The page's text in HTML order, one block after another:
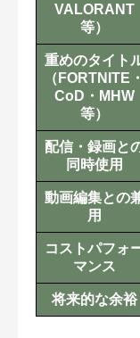
VALORANT
等）
重めのタイト
（FORTNITE・
CoD・MHW
等）
配信・録画と
同時使用
動画編集との
用
コストパフォ
マンス
将来的な余裕